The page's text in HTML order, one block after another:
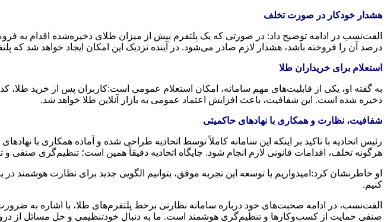
هشدار خودکار در صورت تخلف
درصد آن را فروخته باشد، هشدار لازم صادر می‌شود. در آینده نزدیک این امکان ایجاد خواهد شد که
استعلام برای خریداران طلا
به گفته او، یکی از قابلیت‌های مهم سامانه، امکان استعلام عمومی است:کاربران پس از خرید
ذخیره شده است. این شفافیت، باعث افزایش اعتماد عمومی به بازار آنلاین طلا خواهد شد.
شفافیت، نظارت و همکاری با نهادهای حاکمیتی
رئیس اتحادیه با تاکید بر اینکه این سامانه کاملاً توسط اتحادیه طراحی شده و آماده همکاری با
هرگونه تخلف، اقدامات قانونی لازم انجام شود. جایگاه اتحادیه دقیقاً همین است؛ تنظیم‌گری صنفی و
او خاطرنشان کرد:امیدواریم با توسعه این تجربه موفق، بتوانیم الگویی جدید برای نظارت هوشمند
کنیم.
الفت‌نسب، در ادامه صحبت‌های خود درباره سامانه نظارتی برخط پلتفرم‌های طلا، با اشاره به
صنفی حمایت از کسب‌وکارها و تنظیم‌گری هوشمند است. ما به دنبال خودتنظیمی و حل مسائل از